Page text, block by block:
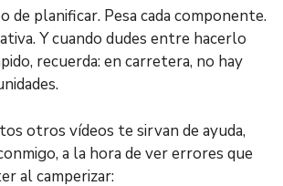
de planificar. Pesa cada componente.
Y cuando dudes entre hacerlo
recuerda: en carretera, no hay
otros vídeos te sirvan de ayuda,
a la hora de ver errores que
al camperizar: